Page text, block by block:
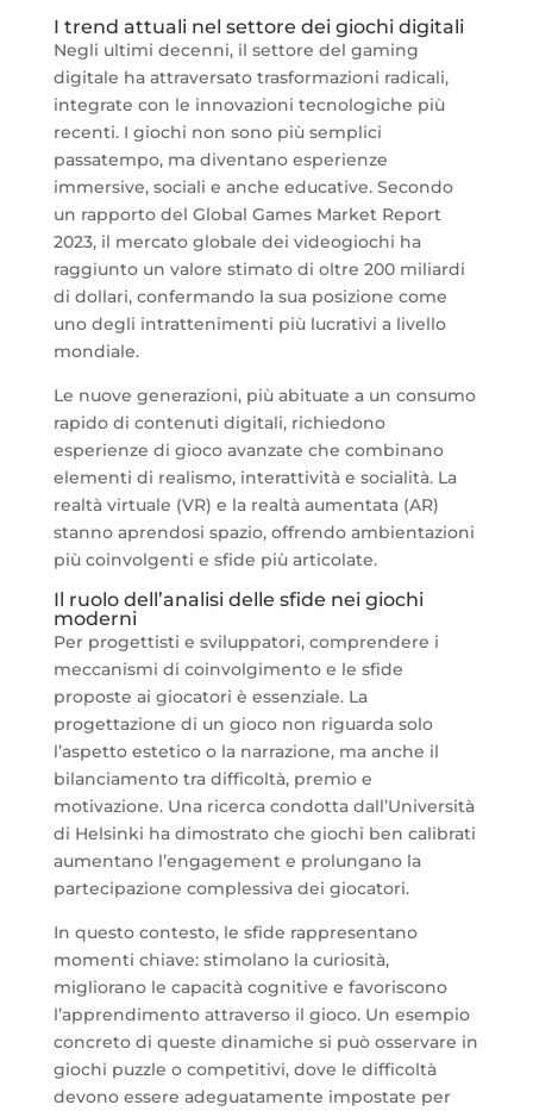
I trend attuali nel settore dei giochi digitali
Negli ultimi decenni, il settore del gaming
digitale ha attraversato trasformazioni radicali,
integrate con le innovazioni tecnologiche più
recenti. I giochi non sono più semplici
passatempo, ma diventano esperienze
immersive, sociali e anche educative. Secondo
un rapporto del Global Games Market Report
2023, il mercato globale dei videogiochi ha
raggiunto un valore stimato di oltre 200 miliardi
di dollari, confermando la sua posizione come
uno degli intrattenimenti più lucrativi a livello
mondiale.
Le nuove generazioni, più abituate a un consumo
rapido di contenuti digitali, richiedono
esperienze di gioco avanzate che combinano
elementi di realismo, interattività e socialità. La
realtà virtuale (VR) e la realtà aumentata (AR)
stanno aprendosi spazio, offrendo ambientazioni
più coinvolgenti e sfide più articolate.
Il ruolo dell’analisi delle sfide nei giochi
moderni
Per progettisti e sviluppatori, comprendere i
meccanismi di coinvolgimento e le sfide
proposte ai giocatori è essenziale. La
progettazione di un gioco non riguarda solo
l’aspetto estetico o la narrazione, ma anche il
bilanciamento tra difficoltà, premio e
motivazione. Una ricerca condotta dall’Università
di Helsinki ha dimostrato che giochi ben calibrati
aumentano l’engagement e prolungano la
partecipazione complessiva dei giocatori.
In questo contesto, le sfide rappresentano
momenti chiave: stimolano la curiosità,
migliorano le capacità cognitive e favoriscono
l’apprendimento attraverso il gioco. Un esempio
concreto di queste dinamiche si può osservare in
giochi puzzle o competitivi, dove le difficoltà
devono essere adeguatamente impostate per